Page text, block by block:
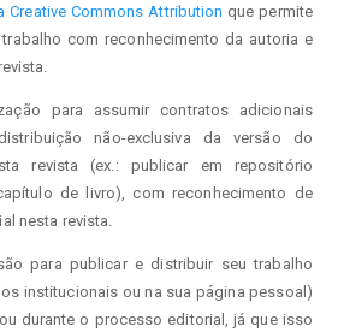
Creative Commons Attribution que permite
com reconhecimento da autoria e
para assumir contratos adicionais
não-exclusiva da versão do
revista (ex.: publicar em repositório
de livro), com reconhecimento de
nesta revista.
para publicar e distribuir seu trabalho
institucionais ou na sua página pessoal)
durante o processo editorial, já que isso